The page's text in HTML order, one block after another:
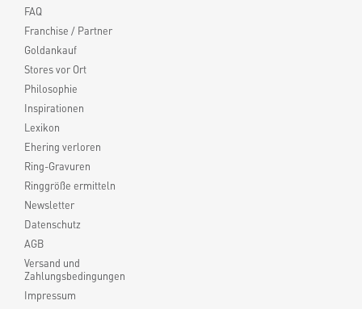
FAQ
Franchise / Partner
Goldankauf
Stores vor Ort
Philosophie
Inspirationen
Lexikon
Ehering verloren
Ring-Gravuren
Ringgröße ermitteln
Newsletter
Datenschutz
AGB
Versand und
Zahlungsbedingungen
Impressum